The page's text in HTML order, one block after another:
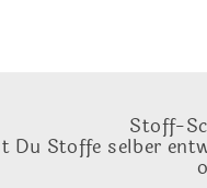
Stoff-
Du Stoffe selber